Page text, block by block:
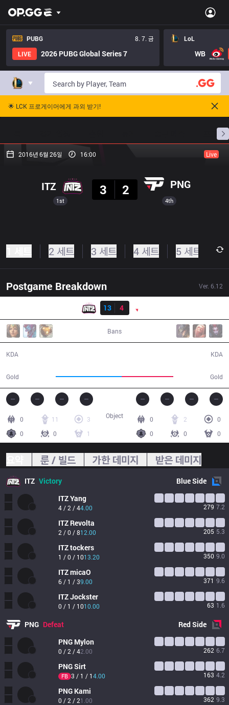
PUBG
8. 7. 금
LIVE
2026 PUBG Global Series 7
LoL
WB
🌟 LCK 프로게이머에게 과외 받기!
프로빌
2016년 6월 26일 16:00 Live
1st
ITZ
3
2 PNG
4th
2 세트 3 세트 4 세트 5 세트
Postgame Breakdown Ver. 6.12
13
4
Bans
KDA
Gold Gold
KDA
0 11
3
0
0 1
0 2
0
0
0 0
Object
룬 / 빌드 가한 데미지 받은 데미지
ITZ Victory BlueSide
ITZYang
4 / 2 / 44.00 279 7.2
ITZ Revolta
2 / 0 / 812.00 205 5.3
ITZtockers
1 / 0 / 1013.20 350 9.0
ITZmicaO
6 / 1 / 39.00 371 9.6
ITZJockster
0 / 1 / 1010.00 63 1.6
PNG Defeat RedSide
PNG Mylon
0 / 2 / 42.00 262 6.7
PNGSirt
FB 3 / 1 / 14.00 163 4.2
PNG Kami
0 / 2 / 21.00 362 9.3